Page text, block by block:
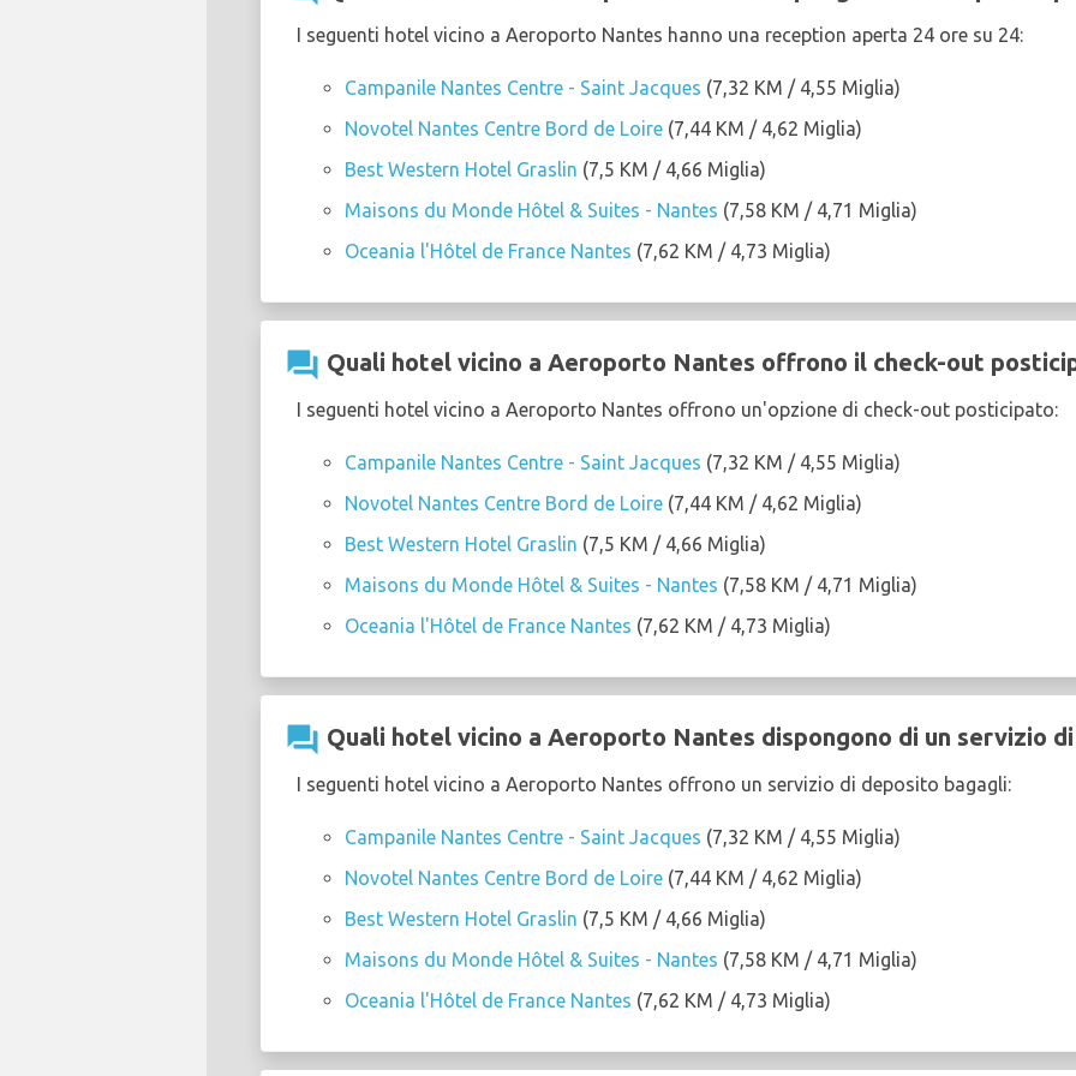
I seguenti hotel vicino a Aeroporto Nantes hanno una reception aperta 24 ore su 24:
Campanile Nantes Centre - Saint Jacques (7,32 KM / 4,55 Miglia)
Novotel Nantes Centre Bord de Loire (7,44 KM / 4,62 Miglia)
Best Western Hotel Graslin (7,5 KM / 4,66 Miglia)
Maisons du Monde Hôtel & Suites - Nantes (7,58 KM / 4,71 Miglia)
Oceania l'Hôtel de France Nantes (7,62 KM / 4,73 Miglia)
question_answer Quali hotel vicino a Aeroporto Nantes offrono il check-out
I seguenti hotel vicino a Aeroporto Nantes offrono un'opzione di check-out posticipato:
Campanile Nantes Centre - Saint Jacques (7,32 KM / 4,55 Miglia)
Novotel Nantes Centre Bord de Loire (7,44 KM / 4,62 Miglia)
Best Western Hotel Graslin (7,5 KM / 4,66 Miglia)
Maisons du Monde Hôtel & Suites - Nantes (7,58 KM / 4,71 Miglia)
Oceania l'Hôtel de France Nantes (7,62 KM / 4,73 Miglia)
question_answer Quali hotel vicino a Aeroporto Nantes dispongono di un servizio
I seguenti hotel vicino a Aeroporto Nantes offrono un servizio di deposito bagagli:
Campanile Nantes Centre - Saint Jacques (7,32 KM / 4,55 Miglia)
Novotel Nantes Centre Bord de Loire (7,44 KM / 4,62 Miglia)
Best Western Hotel Graslin (7,5 KM / 4,66 Miglia)
Maisons du Monde Hôtel & Suites - Nantes (7,58 KM / 4,71 Miglia)
Oceania l'Hôtel de France Nantes (7,62 KM / 4,73 Miglia)